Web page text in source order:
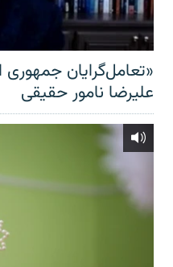
«تعامل‌گرایان
علیرضا نامور حقیقی